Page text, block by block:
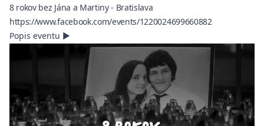
8 rokov bez Jána a Martiny - Bratislava
https://www.facebook.com/events/1220024699660882(opens in a
Popis eventu ▶